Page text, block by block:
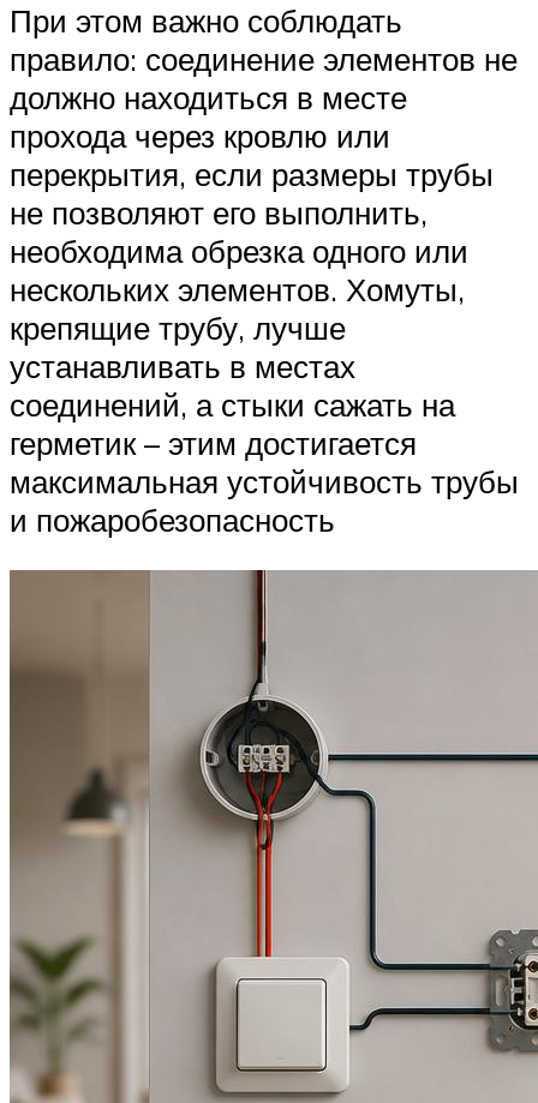
При этом важно соблюдать
правило: соединение элементов не
должно находиться в месте
прохода через кровлю или
перекрытия, если размеры трубы
не позволяют его выполнить,
необходима обрезка одного или
нескольких элементов. Хомуты,
крепящие трубу, лучше
устанавливать в местах
соединений, а стыки сажать на
герметик – этим достигается
максимальная устойчивость трубы
и пожаробезопасность